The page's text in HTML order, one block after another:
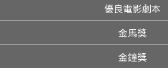
優良電影劇本
金馬獎
金鐘獎